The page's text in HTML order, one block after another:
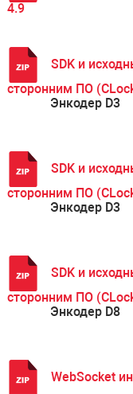
4.9
SDK и
сторонним ПО
Энкодер D3
SDK и
сторонним ПО
Энкодер D3
SDK и
сторонним ПО
Энкодер D8
WebSocket